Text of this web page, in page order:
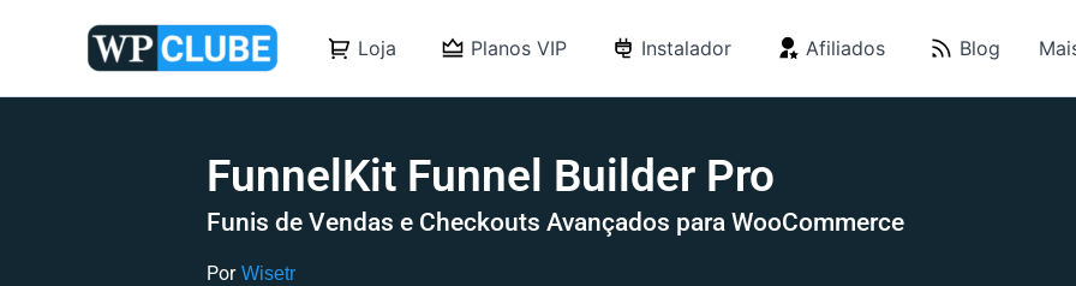
Loja Planos VIP Instalador Afiliados Blog
FunnelKit Funnel Builder Pro
Funis de Vendas e Checkouts Avançados para WooCommerce
Por Wisetr